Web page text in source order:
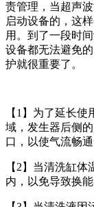
责管理，当超声
启动设备的，这
用。到了一段时
设备都无法避免
护就很重要了。
【1】为了延长
域，发生器后侧
口，以使气流畅通
【2】当清洗缸
内，以免导致换